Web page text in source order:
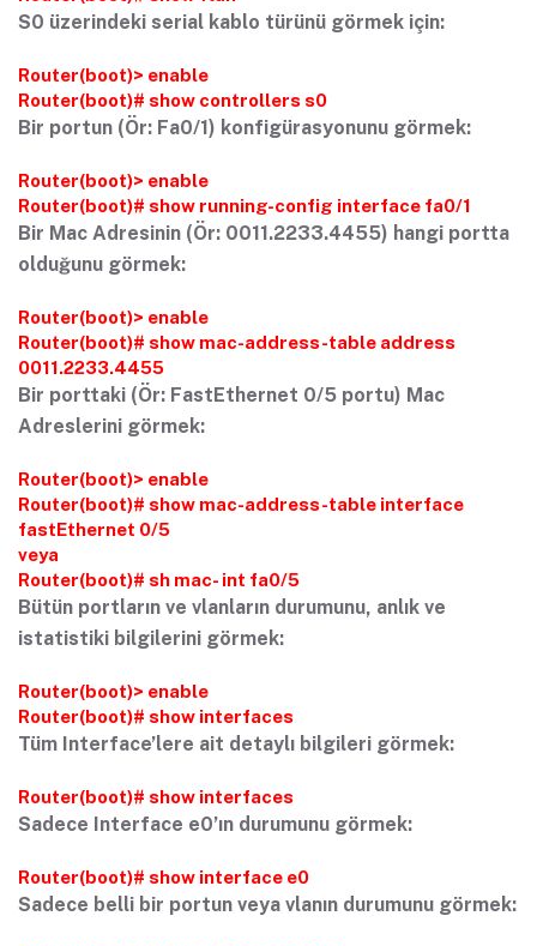
S0 üzerindeki serial kablo türünü görmek için:
Router(boot)> enable
Router(boot)# show controllers s0
Bir portun (Ör: Fa0/1) konfigürasyonunu görmek:
Router(boot)> enable
Router(boot)# show running-config interface fa0/1
Bir Mac Adresinin (Ör: 0011.2233.4455) hangi portta
olduğunu görmek:
Router(boot)> enable
Router(boot)# show mac-address-table address
0011.2233.4455
Bir porttaki (Ör: FastEthernet 0/5 portu) Mac
Adreslerini görmek:
Router(boot)> enable
Router(boot)# show mac-address-table interface
fastEthernet 0/5
veya
Router(boot)# sh mac- int fa0/5
Bütün portların ve vlanların durumunu, anlık ve
istatistiki bilgilerini görmek:
Router(boot)> enable
Router(boot)# show interfaces
Tüm Interface’lere ait detaylı bilgileri görmek:
Router(boot)# show interfaces
Sadece Interface e0’ın durumunu görmek:
Router(boot)# show interface e0
Sadece belli bir portun veya vlanın durumunu görmek: